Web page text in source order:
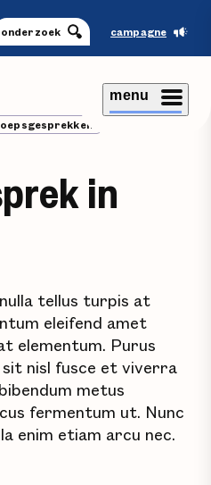
onderzoek campagne
menu
in
tellus turpis at
eleifend amet
elementum. Purus
nisl fusce et viverra
metus
fermentum ut. Nunc
enim etiam arcu nec.